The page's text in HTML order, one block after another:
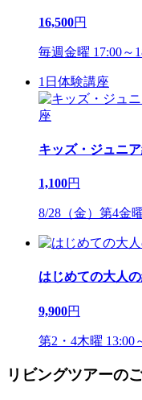
16,500円
毎週金曜 17:00～
1日体験講座
キッズ・ジュニ
1,100円
8/28（金）第4金
はじめての大人
9,900円
第2・4木曜 13:00
リビングツアーの